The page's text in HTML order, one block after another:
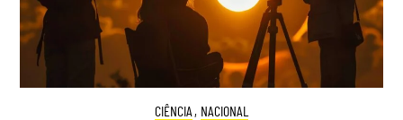
CIÊNCIA , NACIONAL